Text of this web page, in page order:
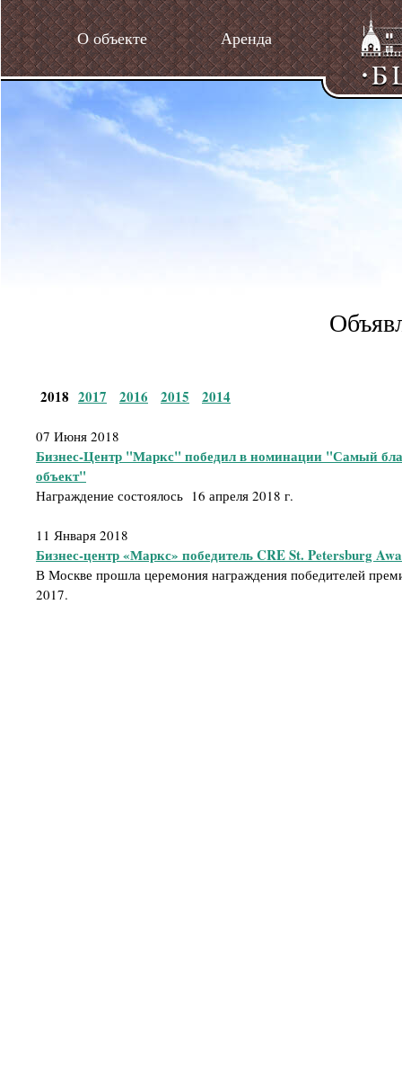
О объекте Аренда
2018 2017 2016 2015 2014
07 Июня 2018
Бизнес-Центр "Маркс" победил в номинации "Самый
объект"
Награждение состоялось 16 апреля 2018 г.
11 Января 2018
Бизнес-центр «Маркс» победитель CRE St. Petersburg
В Москве прошла церемония награждения победителей
2017.